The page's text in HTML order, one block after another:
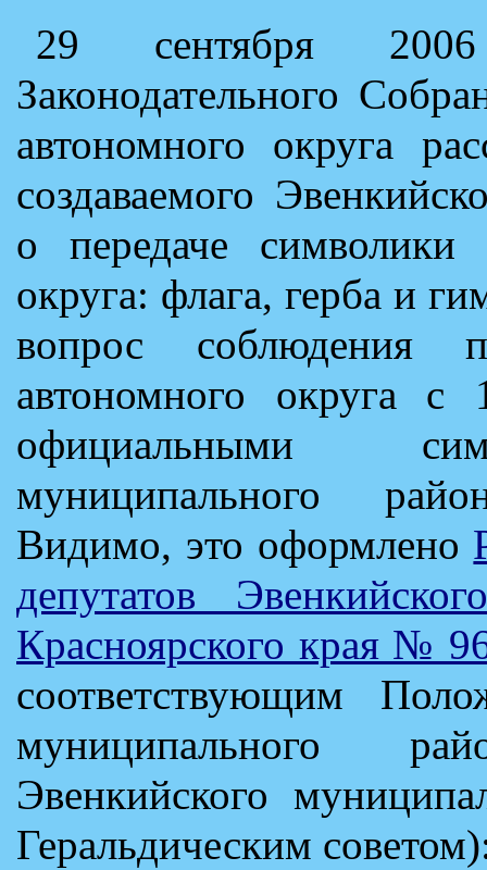
29 сентября
Законодательного
автономного округа
создаваемого
о передаче символики
округа: флага, герба и
вопрос соблюдения
автономного округа
официальными
муниципального
Видимо, это оформлено
депутатов
Красноярского края №
соответствующим
муниципального
Эвенкийского
Геральдическим